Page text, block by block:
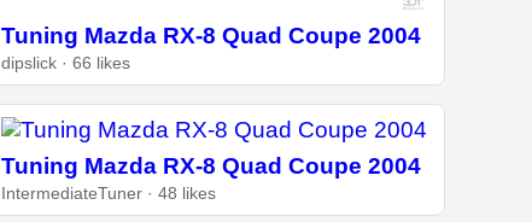
Tuning Mazda RX-8 Quad Coupe 2004
dipslick · 66 likes
Tuning Mazda RX-8 Quad Coupe 2004
IntermediateTuner · 48 likes